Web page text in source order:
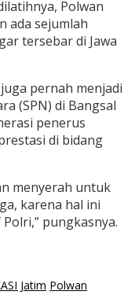
Polwan
ada sejumlah
tersebar di Jawa
pernah menjadi
(SPN) di Bangsal
penerus
di bidang
menyerah untuk
karena hal ini
pungkasnya.
Jatim Polwan